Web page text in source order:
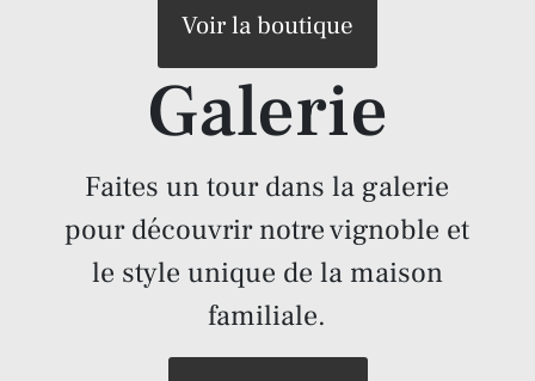
Voir la boutique
Galerie
Faites un tour dans la galerie
pour découvrir notre vignoble et
le style unique de la maison
familiale.